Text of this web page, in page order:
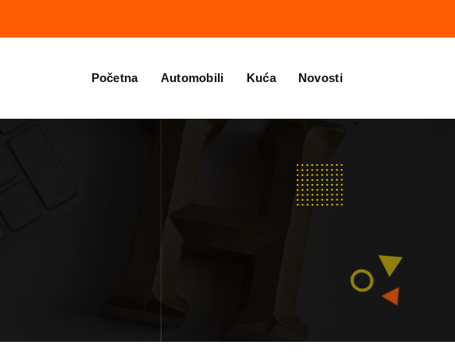
Početna Automobili Kuća Novosti